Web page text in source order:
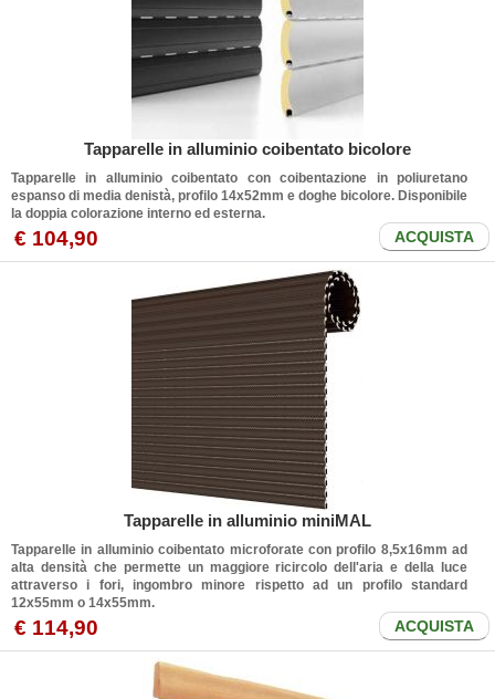
Tapparelle in alluminio coibentato bicolore
Tapparelle in alluminio coibentato con coibentazione in poliuretano
espanso di media denistà, profilo 14x52mm e doghe bicolore. Disponibile
la doppia colorazione interno ed esterna.
€ 104,90 ACQUISTA
Tapparelle in alluminio miniMAL
Tapparelle in alluminio coibentato microforate con profilo 8,5x16mm ad
alta densità che permette un maggiore ricircolo dell'aria e della luce
attraverso i fori, ingombro minore rispetto ad un profilo standard
12x55mm o 14x55mm.
€ 114,90 ACQUISTA